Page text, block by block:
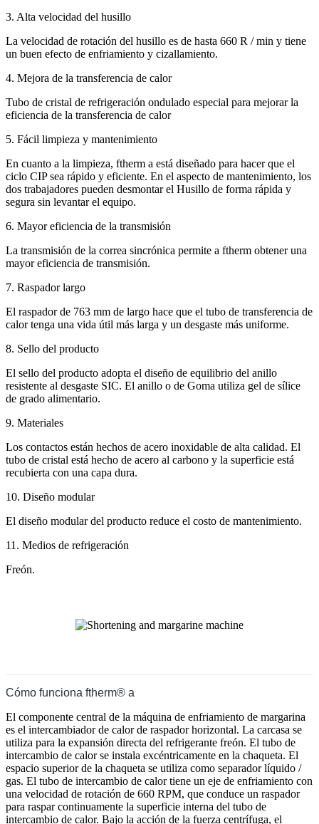
3. Alta velocidad del husillo
La velocidad de rotación del husillo es de hasta 660 R / min y tiene
un buen efecto de enfriamiento y cizallamiento.
4. Mejora de la transferencia de calor
Tubo de cristal de refrigeración ondulado especial para mejorar la
eficiencia de la transferencia de calor
5. Fácil limpieza y mantenimiento
En cuanto a la limpieza, ftherm a está diseñado para hacer que el
ciclo CIP sea rápido y eficiente. En el aspecto de mantenimiento, los
dos trabajadores pueden desmontar el Husillo de forma rápida y
segura sin levantar el equipo.
6. Mayor eficiencia de la transmisión
La transmisión de la correa sincrónica permite a ftherm obtener una
mayor eficiencia de transmisión.
7. Raspador largo
El raspador de 763 mm de largo hace que el tubo de transferencia de
calor tenga una vida útil más larga y un desgaste más uniforme.
8. Sello del producto
El sello del producto adopta el diseño de equilibrio del anillo
resistente al desgaste SIC. El anillo o de Goma utiliza gel de sílice
de grado alimentario.
9. Materiales
Los contactos están hechos de acero inoxidable de alta calidad. El
tubo de cristal está hecho de acero al carbono y la superficie está
recubierta con una capa dura.
10. Diseño modular
El diseño modular del producto reduce el costo de mantenimiento.
11. Medios de refrigeración
Freón.
Cómo funciona ftherm® a
El componente central de la máquina de enfriamiento de margarina
es el intercambiador de calor de raspador horizontal. La carcasa se
utiliza para la expansión directa del refrigerante freón. El tubo de
intercambio de calor se instala excéntricamente en la chaqueta. El
espacio superior de la chaqueta se utiliza como separador líquido /
gas. El tubo de intercambio de calor tiene un eje de enfriamiento con
una velocidad de rotación de 660 RPM, que conduce un raspador
para raspar continuamente la superficie interna del tubo de
intercambio de calor. Bajo la acción de la fuerza centrífuga, el